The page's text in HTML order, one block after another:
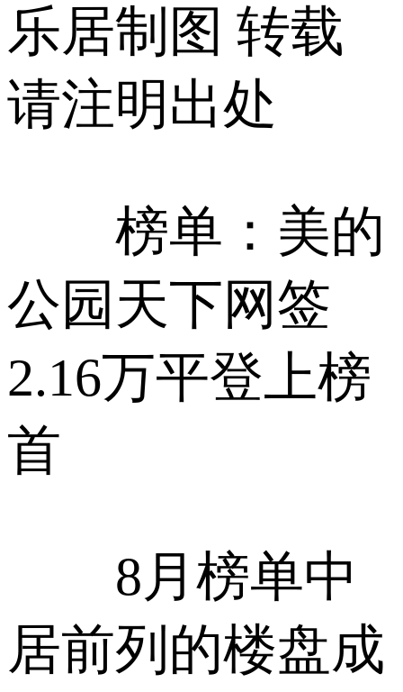
乐居制图 转载
请注明出处
榜单：美的
公园天下网签
2.16万平登上榜
首
8月榜单中
居前列的楼盘成